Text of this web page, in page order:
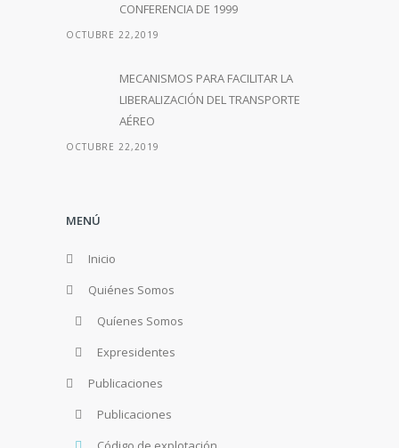
CONFERENCIA DE 1999
OCTUBRE 22,2019
MECANISMOS PARA FACILITAR LA
LIBERALIZACIÓN DEL TRANSPORTE
AÉREO
OCTUBRE 22,2019
MENÚ
Inicio
Quiénes Somos
Quíenes Somos
Expresidentes
Publicaciones
Publicaciones